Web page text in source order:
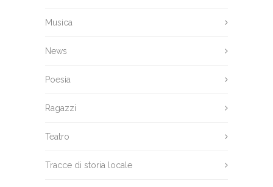
Musica
News
Poesia
Ragazzi
Teatro
Tracce di storia locale